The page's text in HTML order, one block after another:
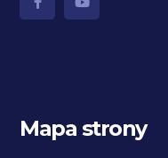
Mapa strony